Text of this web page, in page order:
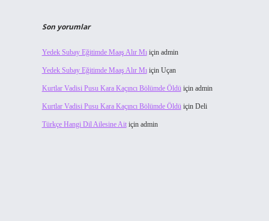
Son yorumlar
Yedek Subay Eğitimde Maaş Alır Mıiçin admin
Yedek Subay Eğitimde Maaş Alır Mıiçin Uçan
Kurtlar Vadisi Pusu Kara Kaçıncı Bölümde Öldüiçin admin
Kurtlar Vadisi Pusu Kara Kaçıncı Bölümde Öldüiçin Deli
Türkçe Hangi Dil Ailesine Aitiçin admin